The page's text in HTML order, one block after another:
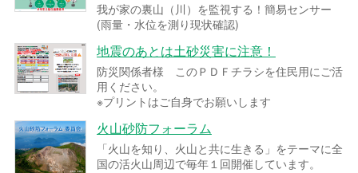
我が家の裏山（川）を監視する！簡易センサー
(雨量・水位を測り現状確認)
地震のあとは土砂災害に注意！
防災関係者様 このＰＤＦチラシを住民用にご活
用ください。
※プリントはご自身でお願いします
火山砂防フォーラム
「火山を知り、火山と共に生きる」をテーマに全
国の活火山周辺で毎年１回開催しています。